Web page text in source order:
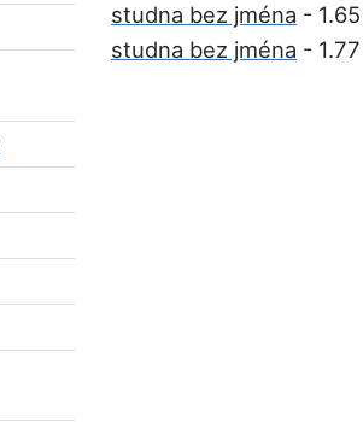
studna bez jména -
studna bez jména -